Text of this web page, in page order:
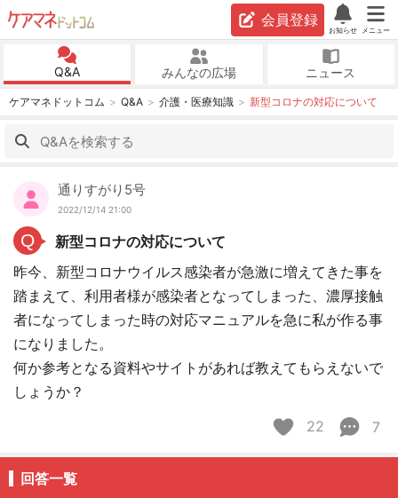
会員登録
お知らせ メニュー
Q&A みんなの広場 ニュース
ケアマネドットコム Q&A 介護・医療知識 新型コロナの対応について
通りすがり5号
2022/12/14 21:00
Q
新型コロナの対応について
昨今、新型コロナウイルス感染者が急激に増えてきた事を
踏まえて、利用者様が感染者となってしまった、濃厚接触
者になってしまった時の対応マニュアルを急に私が作る事
になりました。
何か参考となる資料やサイトがあれば教えてもらえないで
しょうか？
22
7
回答一覧